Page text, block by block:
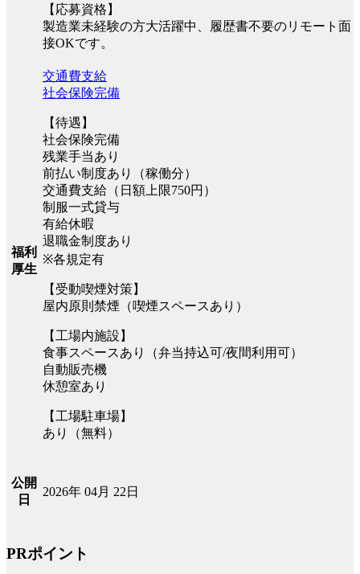
【応募資格】
製造業未経験の方大活躍中、履歴書不要のリモート面
接OKです。
福利
厚生
交通費支給
社会保険完備
【待遇】
社会保険完備
残業手当あり
前払い制度あり（稼働分）
交通費支給（日額上限750円）
制服一式貸与
有給休暇
退職金制度あり
※各規定有
【受動喫煙対策】
屋内原則禁煙（喫煙スペースあり）
【工場内施設】
食事スペースあり（弁当持込可/夜間利用可）
自動販売機
休憩室あり
【工場駐車場】
あり（無料）
公開
日
2026年 04月 22日
PRポイント